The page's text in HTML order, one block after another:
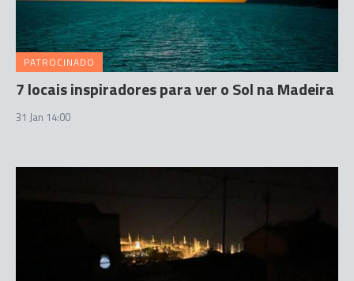
PATROCINADO
7 locais inspiradores para ver o Sol na Madeira
31 Jan 14:00